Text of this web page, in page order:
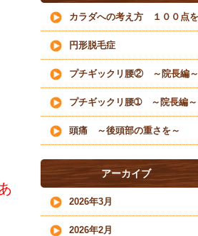
円形脱毛症
プチギックリ腰② ～院長編～
プチギックリ腰➀ ～院長編～
頭痛 ～後頭部の重さを～
アーカイブ
2026年3月
2026年2月